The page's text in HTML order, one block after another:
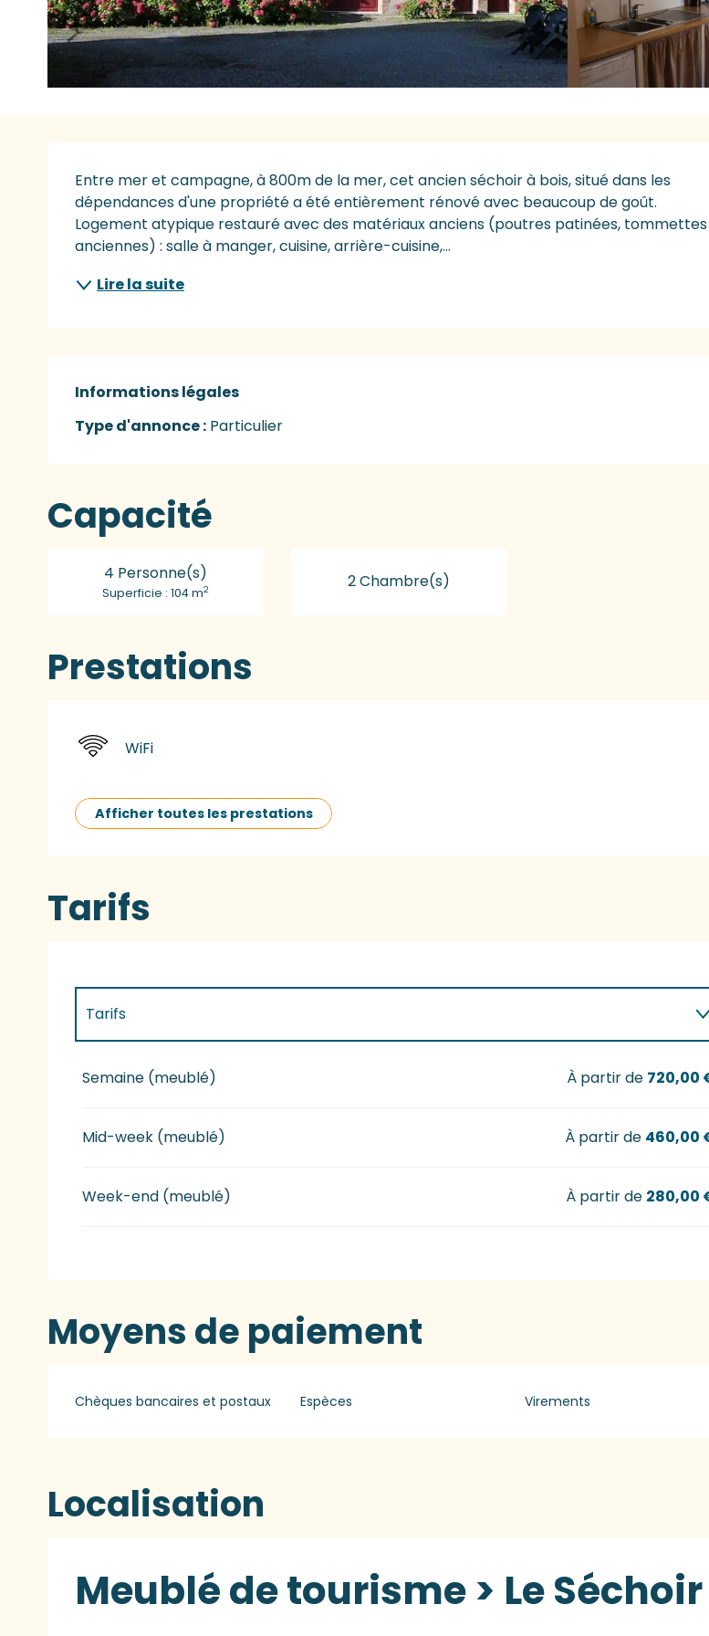
Description
Entre mer et campagne, à 800m de la mer, cet ancien séchoir à bois, situé dans les
dépendances d'une propriété a été entièrement rénové avec beaucoup de goût.
Logement atypique restauré avec des matériaux anciens (poutres patinées, tommettes
anciennes) : salle à manger, cuisine, arrière-cuisine,...
Lire la suite
Informations légales
Informations légales
Type d'annonce : Particulier
Capacité
4 Personne(s)
Superficie : 104 m2 2 Chambre(s)
Prestations
WiFi
Afficher toutes les prestations
Tarifs
Tarifs
Tarifs 2027
Semaine (meublé) À partir de 720,00
Mid-week (meublé) À partir de 460,00
Week-end (meublé) À partir de 280,00
Moyens de paiement
Chèques bancaires et postaux Espèces Virements
Localisation
Meublé de tourisme > Le Séchoir